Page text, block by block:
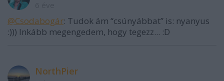
@Csodabogár: Tudok ám “csúnyábbat” is: nyanyus
:))) Inkább megengedem, hogy tegezz... :D
NorthPier